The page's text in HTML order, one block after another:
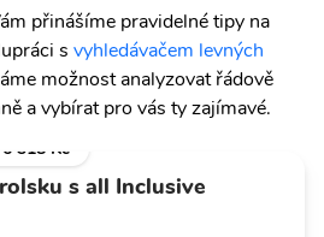
přinášíme pravidelné tipy na
s vyhledávačem levných
možnost analyzovat řádově
a vybírat pro vás ty zajímavé.
6 318 Kč
s all Inclusive